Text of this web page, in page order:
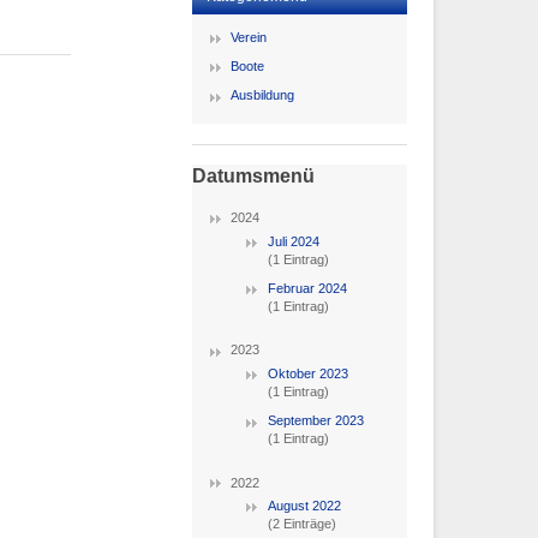
Verein
Boote
Ausbildung
Datumsmenü
2024
Juli 2024
(1 Eintrag)
Februar 2024
(1 Eintrag)
2023
Oktober 2023
(1 Eintrag)
September 2023
(1 Eintrag)
2022
August 2022
(2 Einträge)